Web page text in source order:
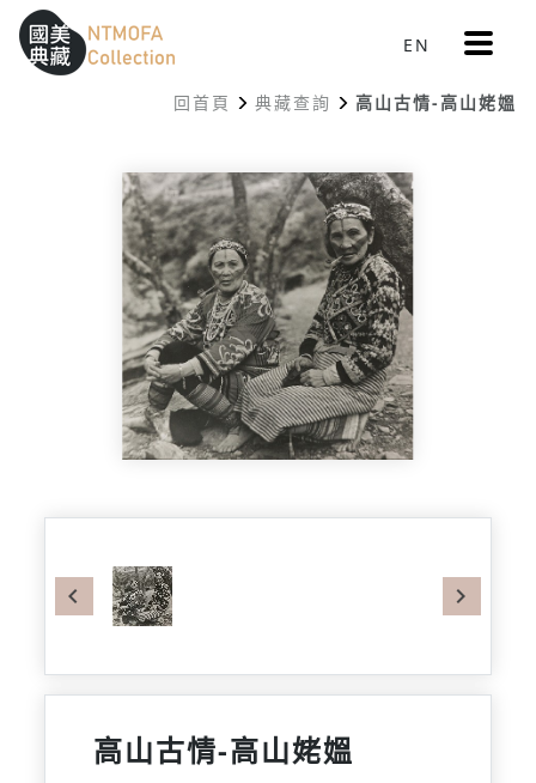
跳到中間主要內容區
網站導覽
::: EN 更
多
單
回首頁 典藏查詢 高山古情-高山姥媼
Previous
高山古情-高山姥媼